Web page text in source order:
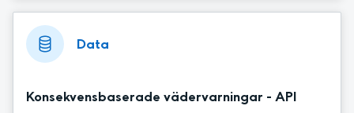
Data
Konsekvensbaserade vädervarningar - API